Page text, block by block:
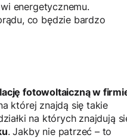
energetycznemu.
co będzie bardzo
fotowoltaiczną w
której znajdą się takie
na których znajdują
. Jakby nie patrzeć – to